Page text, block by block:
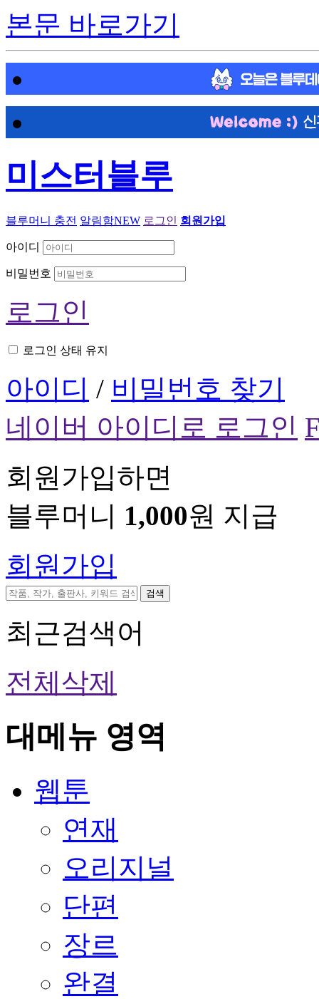
본문 바로가기
미스터블루
블루머니 충전 알림함NEW 로그인 회원가입
아이디
비밀번호
로그인
로그인 상태 유지
아이디 / 비밀번호 찾기
네이버 아이디로 로그인
회원가입하면
블루머니 1,000원 지급
회원가입
검색
최근검색어
전체삭제
대메뉴 영역
웹툰
연재
오리지널
단편
장르
완결